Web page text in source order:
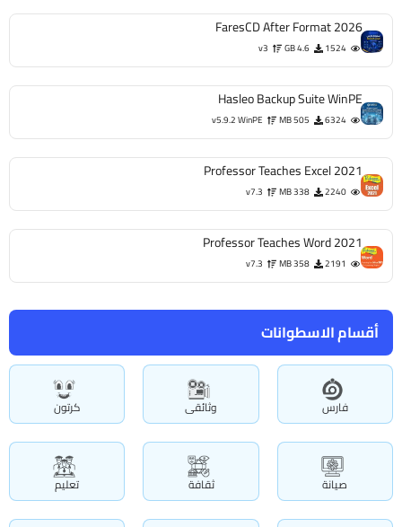
أقسام الاسطوانات
فارس وثائقى كرتون
صيانة ثقافة تعليم
FaresCD After Format 2026
1524
4.6 GB
v3
Hasleo Backup Suite WinPE
6324
505 MB
v5.9.2 WinPE
Professor Teaches Excel 2021
2240
338 MB
v7.3
Professor Teaches Word 2021
2191
358 MB
v7.3